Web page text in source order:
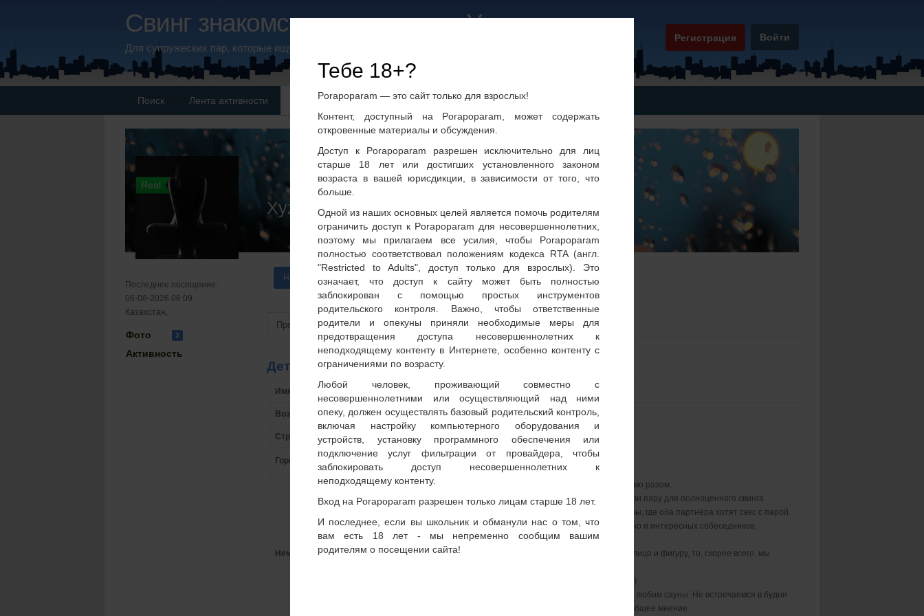
Тебе 18+?
Porapoparam — это сайт только для взрослых!
Контент, доступный на Porapoparam, может содержать
откровенные материалы и обсуждения.
Доступ к Porapoparam разрешен исключительно для лиц
старше 18 лет или достигших установленного законом
возраста в вашей юрисдикции, в зависимости от того, что
больше.
Одной из наших основных целей является помочь родителям
ограничить доступ к Porapoparam для несовершеннолетних,
поэтому мы прилагаем все усилия, чтобы Porapoparam
полностью соответствовал положениям кодекса RTA (англ.
"Restricted to Adults", доступ только для взрослых). Это
означает, что доступ к сайту может быть полностью
заблокирован с помощью простых инструментов
родительского контроля. Важно, чтобы ответственные
родители и опекуны приняли необходимые меры для
предотвращения доступа несовершеннолетних к
неподходящему контенту в Интернете, особенно контенту с
ограничениями по возрасту.
Любой человек, проживающий совместно с
несовершеннолетними или осуществляющий над ними
опеку, должен осуществлять базовый родительский контроль,
включая настройку компьютерного оборудования и
устройств, установку программного обеспечения или
подключение услуг фильтрации от провайдера, чтобы
заблокировать доступ несовершеннолетних к
неподходящему контенту.
Вход на Porapoparam разрешен только лицам старше 18 лет.
И последнее, если вы школьник и обманули нас о том, что
вам есть 18 лет - мы непременно сообщим вашим
родителям о посещении сайта!
Свинг знакомства не только в Украине
Для супружеских пар, которые ищут дружбу и общение
Регистрация Войти
Поиск Лента активности Пары Группы по интересам Фото пользователей
Xyz
Real
Написать сообщение
Последнее посещение:
06-08-2026 06:09
Казахстан,
Фото 3
Активность
Просмотр
Детали анкеты
Имя на сайте Xyz
Возраст 35-40 лет
Страна Украина
Город Киев
Немного о себе:
Тимчасово, зустрічається тільки чоловік. Але на каву ходимо разом.
Пара — М(42,181,76) и Д(42,173,55)-би. Ищем девушку, или пару для полноценного свинга.
Нам интересны культурные, воспитанные, тактичные пары, где оба партнёра хотят секс с парой.
Мы очень даже за то, чтобы найти не только партнеров, но и интересных собеседников,
возможно друзей.
Если вы не готовы выслать нормальные фото, где видно лицо и фигуру, то, скорее всего, мы
В целом, мы открыты к общению и новым впечатлениям.:)
Партнёр для МЖМ есть. С мужчинами не знакомимся. Не любим сауны. Не встречаемся в будни
днём. Любая мысль, высказанная здесь отражает наше общее мнение.